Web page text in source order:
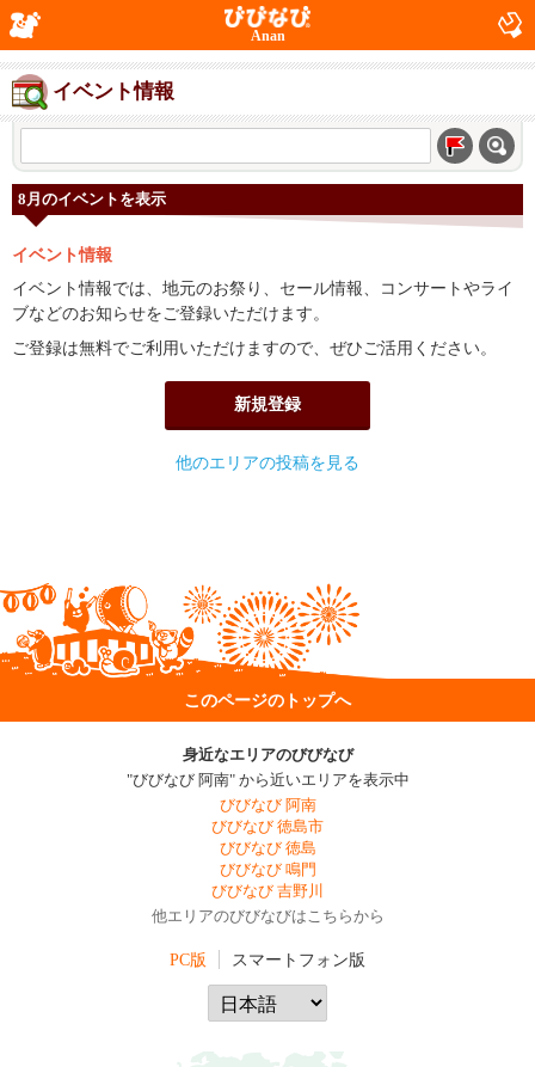
Anan
イベント情報
8月のイベントを表示
イベント情報
イベント情報では、地元のお祭り、セール情報、コンサートやライ
ブなどのお知らせをご登録いただけます。
ご登録は無料でご利用いただけますので、ぜひご活用ください。
新規登録
他のエリアの投稿を見る
このページのトップへ
身近なエリアのびびなび
"びびなび 阿南" から近いエリアを表示中
びびなび 阿南
びびなび 徳島市
びびなび 徳島
びびなび 鳴門
びびなび 吉野川
他エリアのびびなびはこちらから
PC版 スマートフォン版